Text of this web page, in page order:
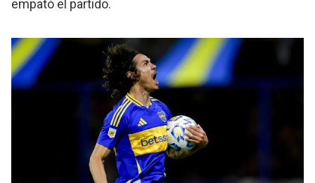
empató el partido.